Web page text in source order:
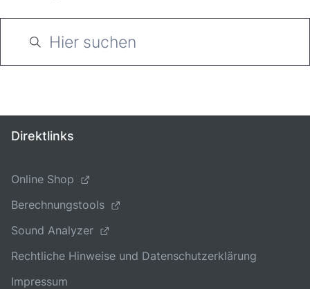
Direktlinks
Online Shop
Berechnungstools
Sound Analyzer
Rechtliche Hinweise und Datenschutzerklärung
Impressum